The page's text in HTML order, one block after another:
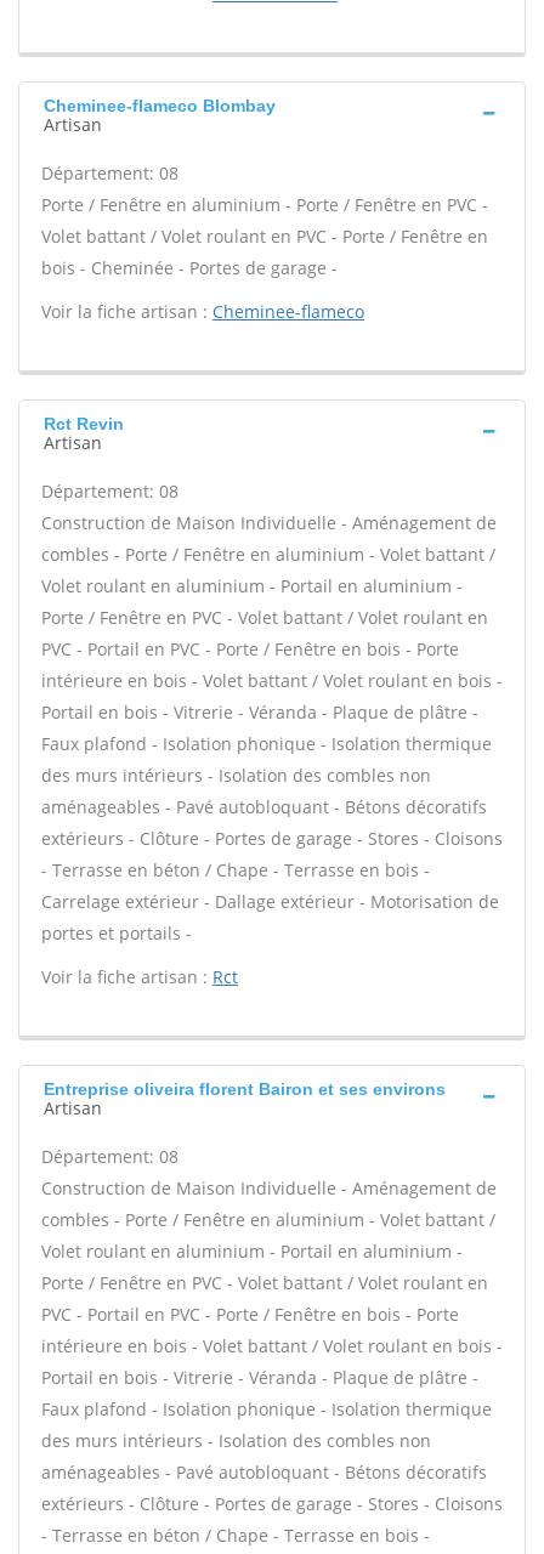
Cheminee-flameco Blombay
Artisan
Département: 08
Porte / Fenêtre en aluminium - Porte / Fenêtre en PVC -
Volet battant / Volet roulant en PVC - Porte / Fenêtre en
bois - Cheminée - Portes de garage -
Voir la fiche artisan : Cheminee-flameco
Rct Revin
Artisan
Département: 08
Construction de Maison Individuelle - Aménagement de
combles - Porte / Fenêtre en aluminium - Volet battant /
Volet roulant en aluminium - Portail en aluminium -
Porte / Fenêtre en PVC - Volet battant / Volet roulant en
PVC - Portail en PVC - Porte / Fenêtre en bois - Porte
intérieure en bois - Volet battant / Volet roulant en bois -
Portail en bois - Vitrerie - Véranda - Plaque de plâtre -
Faux plafond - Isolation phonique - Isolation thermique
des murs intérieurs - Isolation des combles non
aménageables - Pavé autobloquant - Bétons décoratifs
extérieurs - Clôture - Portes de garage - Stores - Cloisons
- Terrasse en béton / Chape - Terrasse en bois -
Carrelage extérieur - Dallage extérieur - Motorisation de
portes et portails -
Voir la fiche artisan : Rct
Entreprise oliveira florent Bairon et ses environs
Artisan
Département: 08
Construction de Maison Individuelle - Aménagement de
combles - Porte / Fenêtre en aluminium - Volet battant /
Volet roulant en aluminium - Portail en aluminium -
Porte / Fenêtre en PVC - Volet battant / Volet roulant en
PVC - Portail en PVC - Porte / Fenêtre en bois - Porte
intérieure en bois - Volet battant / Volet roulant en bois -
Portail en bois - Vitrerie - Véranda - Plaque de plâtre -
Faux plafond - Isolation phonique - Isolation thermique
des murs intérieurs - Isolation des combles non
aménageables - Pavé autobloquant - Bétons décoratifs
extérieurs - Clôture - Portes de garage - Stores - Cloisons
- Terrasse en béton / Chape - Terrasse en bois -